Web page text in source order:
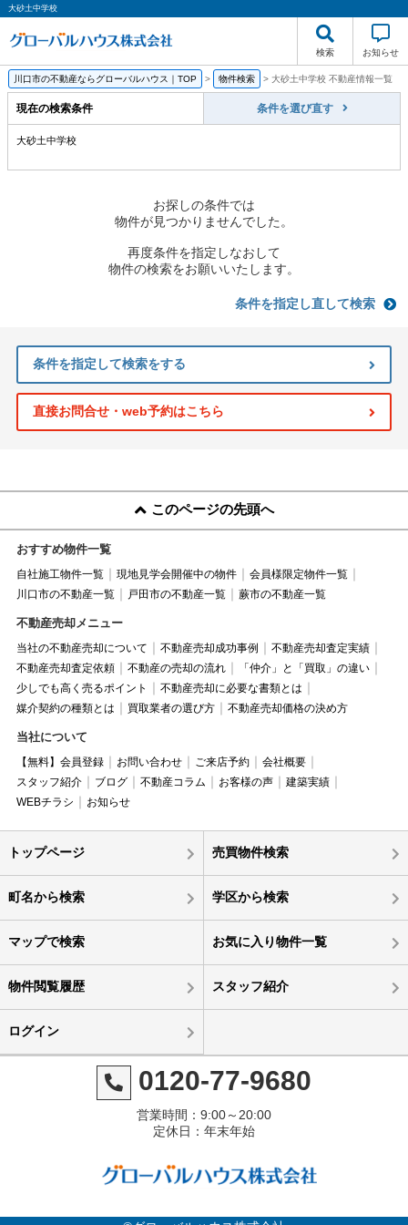
大砂土中学校
検索 お知らせ
川口市の不動産ならグローバルハウス｜TOP > 物件検索 > 大砂土中学校 不動産情報一覧
現在の検索条件 条件を選び直す
大砂土中学校
お探しの条件では
物件が見つかりませんでした。
再度条件を指定しなおして
物件の検索をお願いいたします。
条件を指定し直して検索
条件を指定して検索をする
直接お問合せ・web予約はこちら
このページの先頭へ
おすすめ物件一覧
自社施工物件一覧 現地見学会開催中の物件
会員様限定物件一覧
川口市の不動産一覧
戸田市の不動産一覧 蕨市の不動産一覧
不動産売却メニュー
当社の不動産売却について 不動産売却成功事例
不動産売却査定実績
不動産売却査定依頼
不動産の売却の流れ
「仲介」と「買取」の違い
少しでも高く売るポイント
不動産売却に必要な書類とは
媒介契約の種類とは
買取業者の選び方 不動産売却価格の決め方
当社について
【無料】会員登録 お問い合わせ ご来店予約
会社概要
スタッフ紹介
ブログ 不動産コラム お客様の声
建築実績
WEBチラシ
お知らせ
トップページ 売買物件検索
町名から検索 学区から検索
マップで検索 お気に入り物件一覧
物件閲覧履歴 スタッフ紹介
ログイン
0120-77-9680
営業時間：9:00～20:00
定休日：年末年始